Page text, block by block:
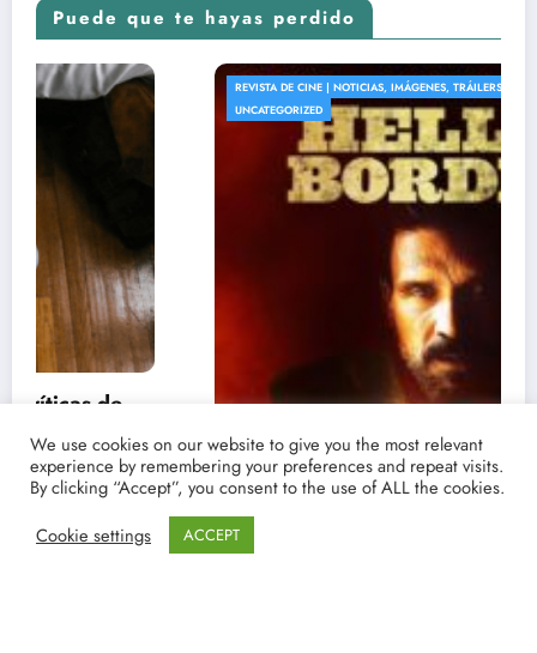
Puede que te hayas perdido
REVISTA DE CINE | NOTICIAS, IMÁGENES, TRÁILERS, ARTÍCULOS Y CRÍTICAS
UNCATEGORIZED
We use cookies on our website to give you the most relevant
experience by remembering your preferences and repeat visits.
By clicking “Accept”, you consent to the use of ALL the cookies.
Cookie settings
ACCEPT